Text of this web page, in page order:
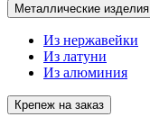
Металлические изделия
Из нержавейки
Из латуни
Из алюминия
Крепеж на заказ